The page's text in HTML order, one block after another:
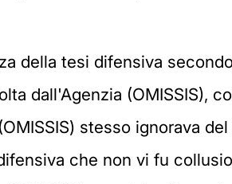
della tesi difensiva
dall'Agenzia (OMISSIS),
stesso ignorava
che non vi fu